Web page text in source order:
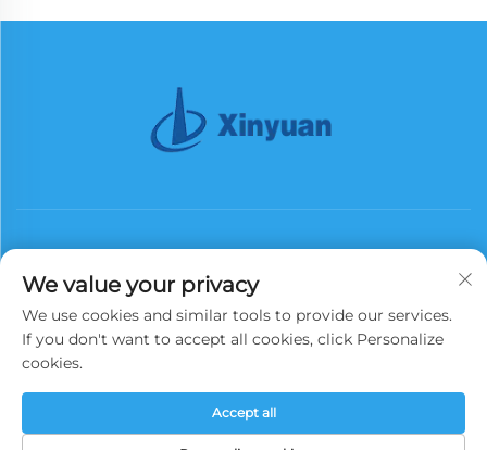
Абонирай се
Всички права запазени. Copyright © 2025 China Xinyuan Iron Tower
Политика за поверителност
We value your privacy
We use cookies and similar tools to provide our services.
If you don't want to accept all cookies, click Personalize
cookies.
Accept all